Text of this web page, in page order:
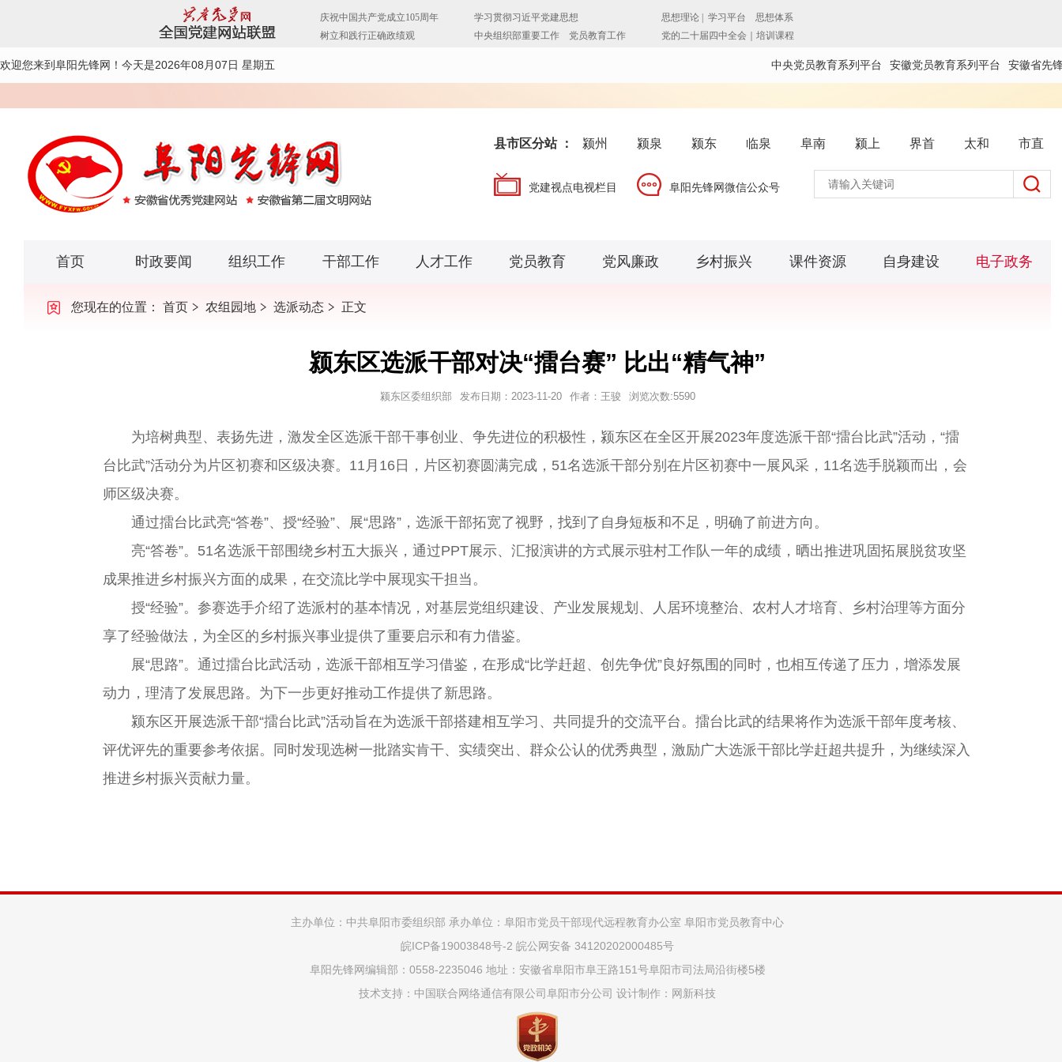
欢迎您来到阜阳先锋网！ 今天是2026年08月07日 星期五 中央党员教育系列平台 安徽党员教育系列平台 安徽省先
县市区分站 ： 颍州 颍泉 颍东 临泉 阜南 颍上 界首 太和 市直
党建视点电视栏目 阜阳先锋网微信公众号
首页 时政要闻 组织工作 干部工作 人才工作 党员教育 党风廉政 乡村振兴 课件资源 自身建设 电子政务
您现在的位置： 首页 农组园地 选派动态 正文
颍东区选派干部对决“擂台赛” 比出“精气神”
颍东区委组织部 发布日期： 2023-11-20 作者： 王骏 浏览次数:5590
为培树典型、表扬先进，激发全区选派干部干事创业、争先进位的积极性，颍东区在全区开展2023年度选派干部“擂台比武”活动，“擂
台比武”活动分为片区初赛和区级决赛。11月16日，片区初赛圆满完成，51名选派干部分别在片区初赛中一展风采，11名选手脱颖而出，会
师区级决赛。
通过擂台比武亮“答卷”、授“经验”、展“思路”，选派干部拓宽了视野，找到了自身短板和不足，明确了前进方向。
亮“答卷”。51名选派干部围绕乡村五大振兴，通过PPT展示、汇报演讲的方式展示驻村工作队一年的成绩，晒出推进巩固拓展脱贫攻坚
成果推进乡村振兴方面的成果，在交流比学中展现实干担当。
授“经验”。参赛选手介绍了选派村的基本情况，对基层党组织建设、产业发展规划、人居环境整治、农村人才培育、乡村治理等方面分
享了经验做法，为全区的乡村振兴事业提供了重要启示和有力借鉴。
展“思路”。通过擂台比武活动，选派干部相互学习借鉴，在形成“比学赶超、创先争优” 良好氛围的同时，也相互传递了压力，增添发展
动力，理清了发展思路。为下一步更好推动工作提供了新思路。
颍东区开展选派干部“擂台比武”活动旨在为选派干部搭建相互学习、共同提升的交流平台。擂台比武的结果将作为选派干部年度考核、
评优评先的重要参考依据。同时发现选树一批踏实肯干、实绩突出、群众公认的优秀典型，激励广大选派干部比学赶超共提升，为继续深入
推进乡村振兴贡献力量。
主办单位：中共阜阳市委组织部 承办单位：阜阳市党员干部现代远程教育办公室 阜阳市党员教育中心
皖ICP备19003848号-2 皖公网安备 34120202000485号
阜阳先锋网编辑部：0558-2235046 地址：安徽省阜阳市阜王路151号阜阳市司法局沿街楼5楼
技术支持：中国联合网络通信有限公司阜阳市分公司 设计制作： 网新科技